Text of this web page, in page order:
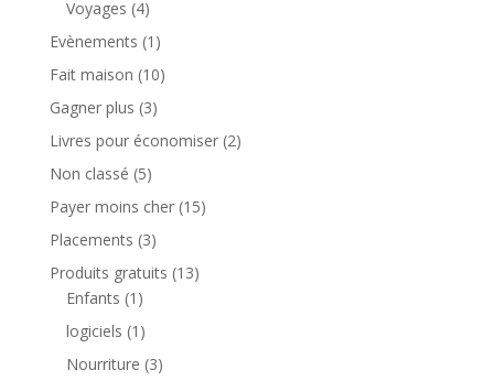
Voyages (4)
Evènements (1)
Fait maison (10)
Gagner plus (3)
Livres pour économiser(2)
Non classé (5)
Payer moins cher(15)
Placements (3)
Produits gratuits (13)
Enfants (1)
logiciels (1)
Nourriture (3)